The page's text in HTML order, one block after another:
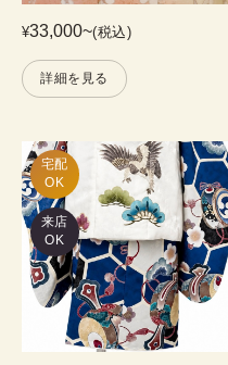
¥33,000~(税込)
詳細を見る
宅配
OK
来店
OK